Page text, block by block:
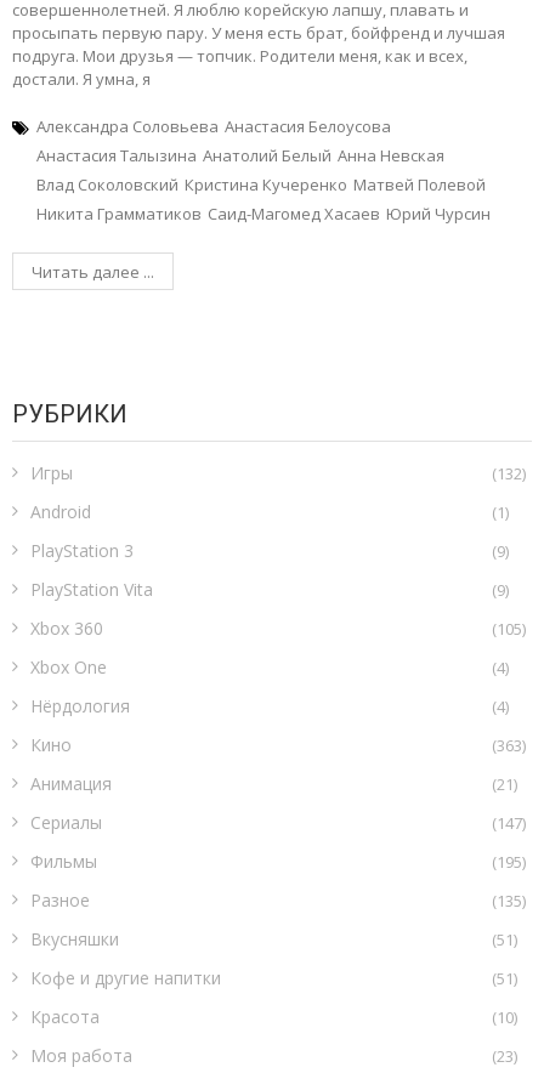
совершеннолетней. Я люблю корейскую лапшу, плавать и
просыпать первую пару. У меня есть брат, бойфренд и лучшая
подруга. Мои друзья — топчик. Родители меня, как и всех,
достали. Я умна, я
Александра Соловьева Анастасия Белоусова
Анастасия Талызина Анатолий Белый Анна Невская
Влад Соколовский Кристина Кучеренко Матвей Полевой
Никита Грамматиков Саид-Магомед Хасаев Юрий Чурсин
Читать далее ...
РУБРИКИ
Игры (132)
Android (1)
PlayStation 3 (9)
PlayStation Vita (9)
Xbox 360 (105)
Xbox One (4)
Нёрдология (4)
Кино (363)
Анимация (21)
Сериалы (147)
Фильмы (195)
Разное (135)
Вкусняшки (51)
Кофе и другие напитки (51)
Красота (10)
Моя работа (23)